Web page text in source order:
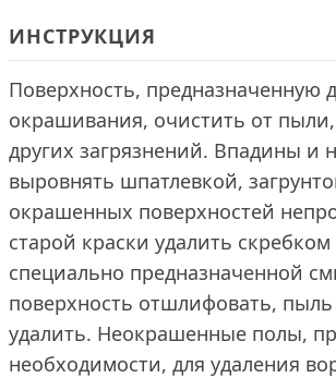
ИНСТРУКЦИЯ
Поверхность, предназначенную
окрашивания, очистить от
других загрязнений. Впадины и
выровнять шпатлевкой,
окрашенных поверхностей
старой краски удалить
специально предназначенной
поверхность отшлифовать,
удалить. Неокрашенные полы,
необходимости, для удаления